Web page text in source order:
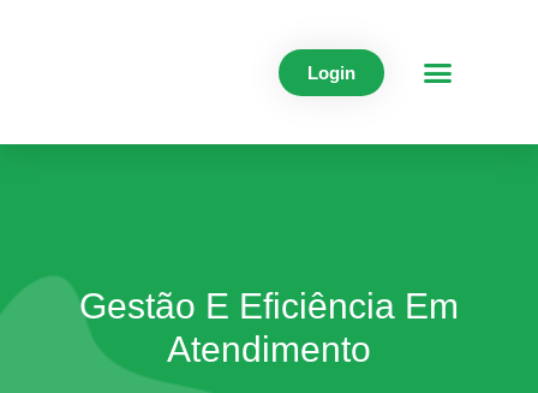
Login
Gestão E Eficiência Em
Atendimento